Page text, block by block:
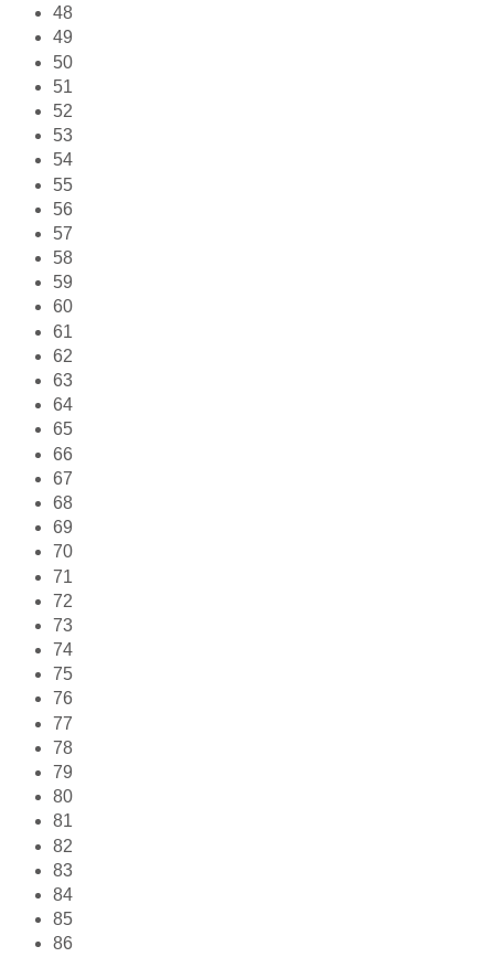
48
49
50
51
52
53
54
55
56
57
58
59
60
61
62
63
64
65
66
67
68
69
70
71
72
73
74
75
76
77
78
79
80
81
82
83
84
85
86